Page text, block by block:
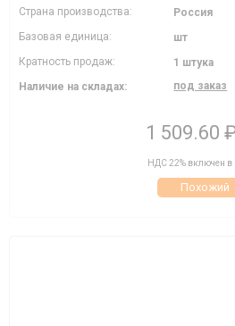
Страна производства:
Россия
Базовая единица:
шт
Кратность продаж:
1 штука
Наличие на складах:
под заказ
1 509.60
НДС 22% включен в
Похожий